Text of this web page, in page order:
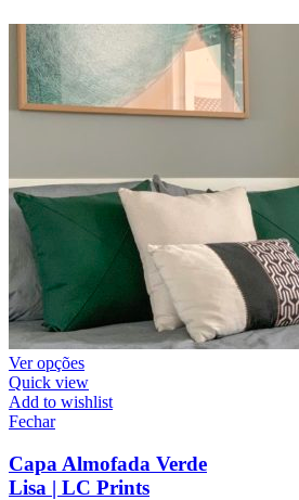
Ver opções
Quick view
Add to wishlist
Fechar
Capa Almofada Verde
Lisa | LC Prints